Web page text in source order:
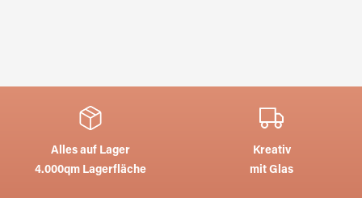
Alles auf Lager
4.000qm Lagerfläche
Kreativ
mit Glas